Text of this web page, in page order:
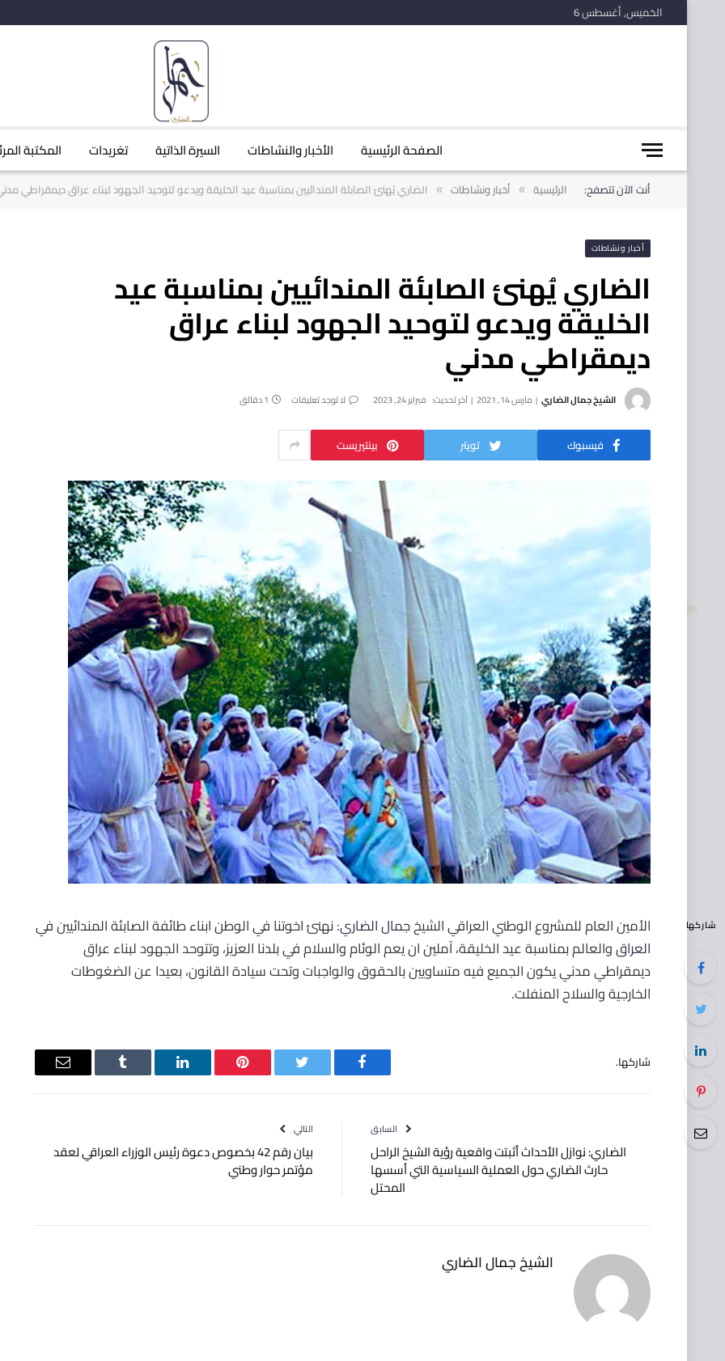
الخميس, أغسطس 6
الصفحة الرئيسية الأخبار والنشاطات السيرة الذاتية تغريدات المكتبة
أنت الآن تتصفح: الرئيسية » أخبار ونشاطات » الضاري يُهنئ الصابئة المندائيين بمناسبة عيد الخليقة ويدعو لتوحيد الجهود لبناء عراق ديمقراطي
أخبار ونشاطات
الضاري يُهنئ الصابئة المندائيين بمناسبة عيد
الخليقة ويدعو لتوحيد الجهود لبناء عراق
ديمقراطي مدني
الشيخ جمال الضاري مارس 14, 2021 آخر تحديث: فبراير 24, 2023 لا توجد تعليقات 1 دقائق
فيسبوك تويتر بينتيريست
شاركها الأمين العام للمشروع الوطني العراقي الشيخجمال الضاري: نهنئ اخوتنا في الوطن ابناء طائفة الصابئة المندائيين في
العراق‬ والعالم بمناسبة عيد الخليقة، آملين ان يعم الوئام والسلام في بلدنا العزيز، وتتوحد الجهود لبناء عراق
ديمقراطي مدني يكون الجميع فيه متساويين بالحقوق والواجبات وتحت سيادة القانون، بعيدا عن الضغوطات
الخارجية والسلاح المنفلت.
شاركها.
فيسبوك تويتر بينتيريستلينكدإن Tumblr
البريد
السابق
الضاري: نوازل الأحداث أثبتت واقعية رؤية الشيخ الراحل
حارث الضاري حول العملية السياسية التي أسسها
المحتل
التالي
بيان رقم 42 بخصوص دعوة رئيس الوزراء العراقي لعقد
مؤتمر حوار وطني
الشيخ جمال الضاري